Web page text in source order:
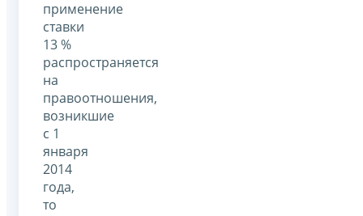
применение
ставки
13 %
распространяется
на
правоотношения,
возникшие
с 1
января
2014
года,
то